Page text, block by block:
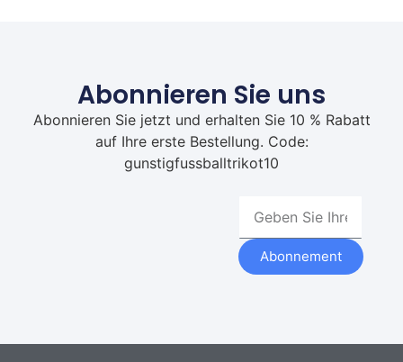
Abonnieren Sie uns
Abonnieren Sie jetzt und erhalten Sie 10 % Rabatt
auf Ihre erste Bestellung. Code:
gunstigfussballtrikot10
Abonnement